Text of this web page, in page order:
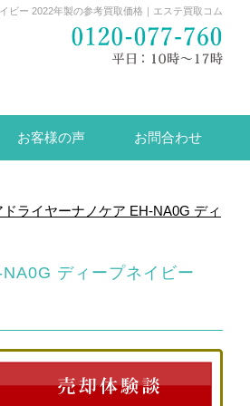
ビー 2022年製の参考買取価格｜エステ買取コム
お客様の声 お問合わせ
ライヤーナノケア EH-NA0G ディ
ディープネイビー